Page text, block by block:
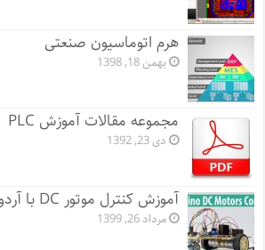
هرم اتوماسیون صنعتی
بهمن 18, 1398
مجموعه مقالات آموزش PLC
دی 23, 1392
آموزش کنترل موتور DC با آردوینو
مرداد 26, 1399